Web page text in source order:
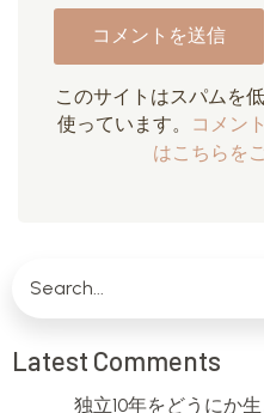
このサイトはスパムを
使っています。
コメン
はこちらを
Latest Comments
独立10年をどうにか